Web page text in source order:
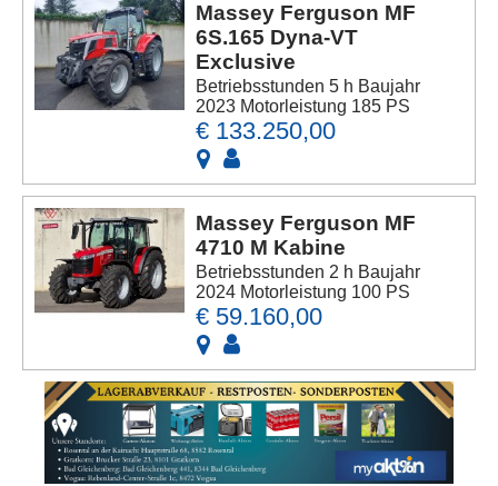
Massey Ferguson MF
6S.165 Dyna-VT
Exclusive
Betriebsstunden 5 h Baujahr
2023 Motorleistung 185 PS
€ 133.250,00
Massey Ferguson MF
4710 M Kabine
Betriebsstunden 2 h Baujahr
2024 Motorleistung 100 PS
€ 59.160,00